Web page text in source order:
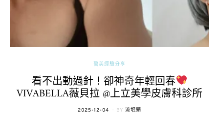
醫美經驗分享
看不出動過針！卻神奇年輕回春
VIVABELLA薇貝拉 @上立美學皮膚科診所
POSTED
2025-12-04 BY 流氓顆